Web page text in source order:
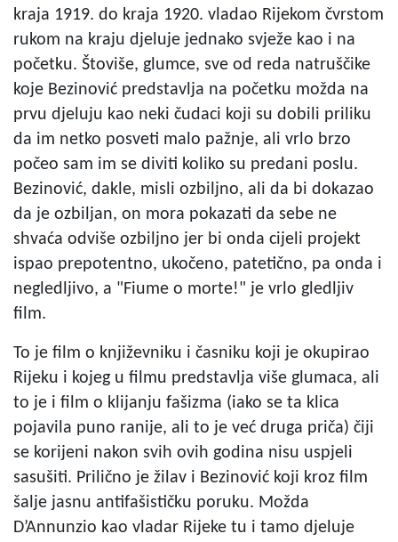
kraja 1919. do kraja 1920. vladao Rijekom čvrstom
rukom na kraju djeluje jednako svježe kao i na
početku. Štoviše, glumce, sve od reda natruščike
koje Bezinović predstavlja na početku možda na
prvu djeluju kao neki čudaci koji su dobili priliku
da im netko posveti malo pažnje, ali vrlo brzo
počeo sam im se diviti koliko su predani poslu.
Bezinović, dakle, misli ozbiljno, ali da bi dokazao
da je ozbiljan, on mora pokazati da sebe ne
shvaća odviše ozbiljno jer bi onda cijeli projekt
ispao prepotentno, ukočeno, patetično, pa onda i
negledljivo, a "Fiume o morte!" je vrlo gledljiv
film.
To je film o književniku i časniku koji je okupirao
Rijeku i kojeg u filmu predstavlja više glumaca, ali
to je i film o klijanju fašizma (iako se ta klica
pojavila puno ranije, ali to je već druga priča) čiji
se korijeni nakon svih ovih godina nisu uspjeli
sasušiti. Prilično je žilav i Bezinović koji kroz film
šalje jasnu antifašističku poruku. Možda
D’Annunzio kao vladar Rijeke tu i tamo djeluje